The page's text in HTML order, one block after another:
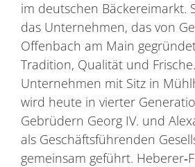
im deutschen Bäckereimarkt.
das Unternehmen, das von
Offenbach am Main
Tradition, Qualität und
Unternehmen mit Sitz in
wird heute in vierter
Gebrüdern Georg IV. und
als Geschäftsführenden
gemeinsam geführt.